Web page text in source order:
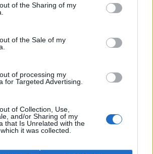
of the Sharing of my
of the Sale of my
of processing my
for Targeted Advertising.
of Collection, Use,
and/or Sharing of my
that Is Unrelated with the
it was collected.
poblíž vesnice Caion, sledujete nánosy
pláže a pobřežní mysy a víte, že jich bude
na mysli celá řada otázek. Proč tak
starý jednoplášťový tanker? Prošla
kontrolou? Kdo je za havárii zodpovědný?
co se stane s šedesáti tisíci tun ropy, které
Zpráva o živé planetě a její kritika
světlé zítřky?a Katastrofy dopadají hůř na
sporu o měření únosné meze zatížení naší
na celou záležitost se se čtenáři EkoListu
ředitel Centra pro otázky životního
Karlovy.